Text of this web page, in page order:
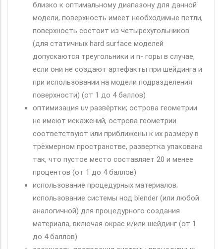
близко к оптимальному диапазону для данной
модели, поверхность имеет необходимые петли,
поверхность состоит из четырёхугольников
(для статичных hard surface моделей
допускаются треугольники и n- горы в случае,
если они не создают артефакты при шейдинга и
при использовании на модели подразделения
поверхности) (от 1 до 4 баллов)
оптимизация uv развёртки; острова геометрии
не имеют искажений, острова геометрии
соответствуют или приближены к их размеру в
трёхмерном пространстве, развертка упакована
так, что пустое место составляет 20 и менее
процентов (от 1 до 4 баллов)
использование процедурных материалов;
использование системы нод blender (или любой
аналогичной) для процедурного создания
материала, включая окрас и/или шейдинг (от 1
до 4 баллов)